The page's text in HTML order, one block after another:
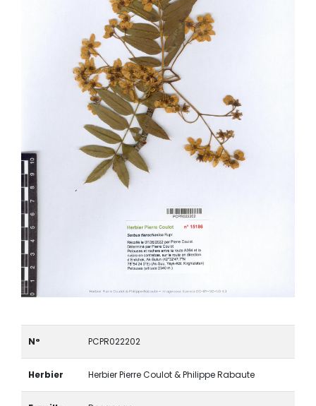
N° PCPR022202
Herbier Herbier Pierre Coulot & Philippe Rabaute